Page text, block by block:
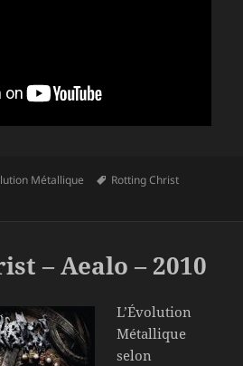
Métallique
Mots-
Rotting Christ
– Aealo – 2010
L’Évolution
Métallique
selon